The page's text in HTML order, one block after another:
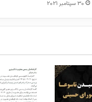
30 سپتامبر 2021